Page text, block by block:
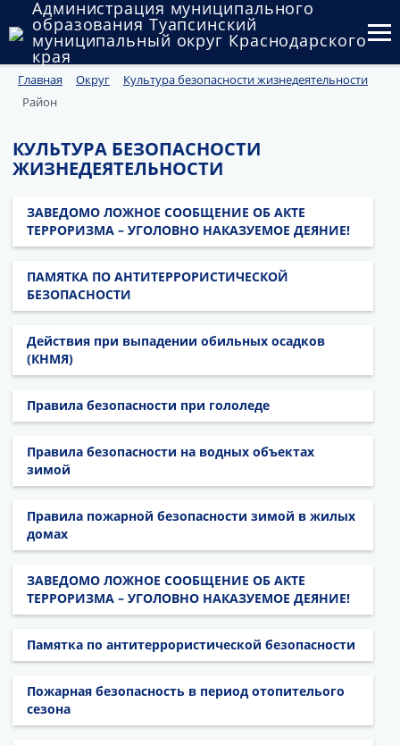
Администрация муниципального
образования Туапсинский
муниципальный округ Краснодарского
края
Округ
Муниципальные закупки
Муниципальное имущество
Публичные слушания и общественные обсуждения
Главная Округ
Культура безопасности жизнедеятельности
Район
КУЛЬТУРА БЕЗОПАСНОСТИ
ЖИЗНЕДЕЯТЕЛЬНОСТИ
ЗАВЕДОМО ЛОЖНОЕ СООБЩЕНИЕ ОБ АКТЕ
ТЕРРОРИЗМА – УГОЛОВНО НАКАЗУЕМОЕ ДЕЯНИЕ!
ПАМЯТКА ПО АНТИТЕРРОРИСТИЧЕСКОЙ
БЕЗОПАСНОСТИ
Действия при выпадении обильных осадков
(КНМЯ)
Правила безопасности при гололеде
Правила безопасности на водных объектах
зимой
Правила пожарной безопасности зимой в жилых
домах
ЗАВЕДОМО ЛОЖНОЕ СООБЩЕНИЕ ОБ АКТЕ
ТЕРРОРИЗМА – УГОЛОВНО НАКАЗУЕМОЕ ДЕЯНИЕ!
Памятка по антитеррористической безопасности
Пожарная безопасность в период отопителього
сезона